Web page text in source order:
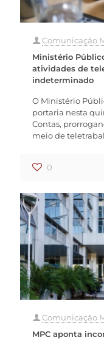
Comunicação
Ministério
atividades de
indeterminado
O Ministério
portaria nesta
Contas,
meio de
0
Comunicação
MPC aponta